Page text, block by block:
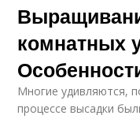
комнатных
Многие удивляются,
процессе высадки